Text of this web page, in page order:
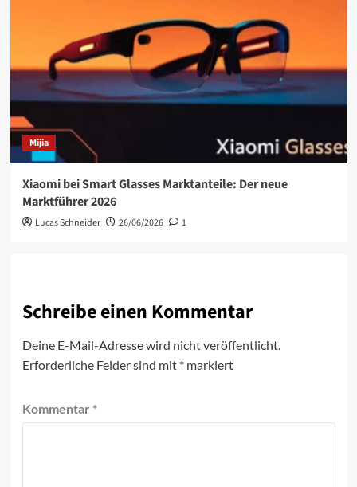
Mijia
Xiaomi bei Smart Glasses Marktanteile: Der neue
Marktführer 2026
Lucas Schneider 26/06/2026 1
Schreibe einen Kommentar
Deine E-Mail-Adresse wird nicht veröffentlicht.
Erforderliche Felder sind mit *markiert
Kommentar *